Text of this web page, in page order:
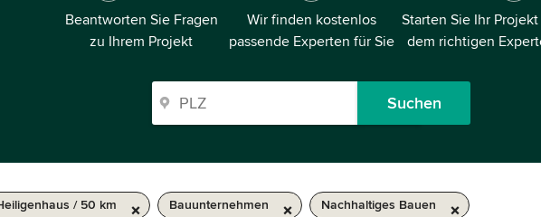
Beantworten Sie Fragen
zu Ihrem Projekt
Wir finden kostenlos
passende Experten für Sie
Starten Sie Ihr
dem richtigen
Suchen
/ 50 km Bauunternehmen Nachhaltiges Bauen